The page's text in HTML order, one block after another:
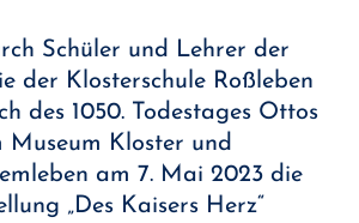
Schüler und Lehrer der
der Klosterschule Roßleben
des 1050. Todestages Ottos
Museum Kloster und
am 7. Mai 2023 die
„Des Kaisers Herz“